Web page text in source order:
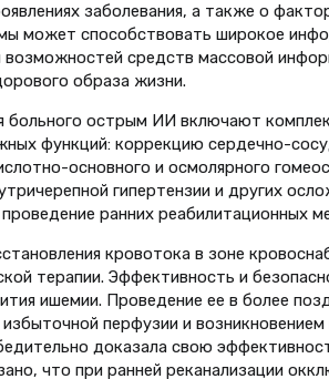
заболевания, а также о
может способствовать широкое
возможностей средств массовой
образа жизни.
больного острым ИИ включают
функций: коррекцию сердечно-
ocновного и осмолярного
гипертензии и других
ранних реабилитационных
кровотока в зоне
терапии. Эффективность и
ишемии. Проведение ее в более
перфузии и возникновением
доказала свою
что при ранней реканализации